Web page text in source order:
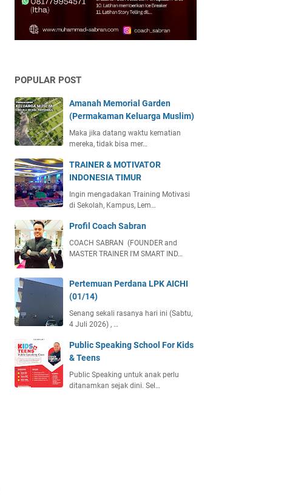
POPULAR POST
Amanah Memorial Garden
(Permakaman Keluarga Muslim)
Maka jika datang waktu kematian
mereka, tidak bisa mer…
TRAINER & MOTIVATOR
INDONESIA TIMUR
Ingin mengadakan Training Motivasi
di Sekolah, Kampus, Lem…
Profil Coach Sabran
COACH SABRAN (FOUNDER and
MASTER TRAINER I'M SMART IND…
Pertemuan Perdana LPK AICHI
(01/14)
Senang sekali rasanya hari ini (Sabtu,
4 Juli 2026) , …
Public Speaking School For Kids
& Teens
Public Speaking untuk anak perlu
ditanamkan sejak dini. Sel…